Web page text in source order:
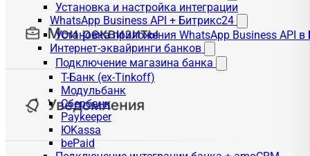
Установка и настройка интеграции
WhatsApp Business API + Битрикс24
Установка приложения WhatsApp Business API
Интернет-эквайринги банков
Подключение магазина банка
Т-Банк (ex-Tinkoff)
Модульбанк
Сбербанк
Paykeeper
ЮKassa
bePaid